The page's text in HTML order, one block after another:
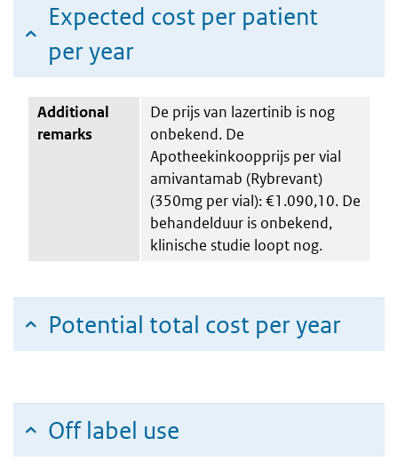
Expected cost per patient
per year
Additional
remarks
De prijs van lazertinib is nog
onbekend. De
Apotheekinkoopprijs per vial
amivantamab (Rybrevant)
(350mg per vial): €1.090,10. De
behandelduur is onbekend,
klinische studie loopt nog.
Potential total cost per year
Off label use